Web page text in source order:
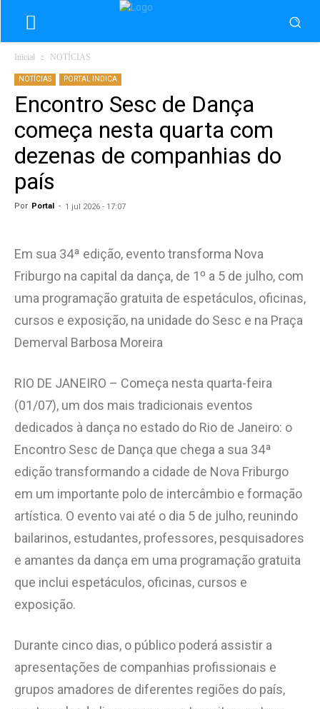
Inicial NOTÍCIAS
NOTÍCIAS PORTAL INDICA
Encontro Sesc de Dança
começa nesta quarta com
dezenas de companhias do
país
Por Portal - 1 jul 2026 - 17:07
Em sua 34ª edição, evento transforma Nova
Friburgo na capital da dança, de 1º a 5 de julho, com
uma programação gratuita de espetáculos, oficinas,
cursos e exposição, na unidade do Sesc e na Praça
Demerval Barbosa Moreira
RIO DE JANEIRO – Começa nesta quarta-feira
(01/07), um dos mais tradicionais eventos
dedicados à dança no estado do Rio de Janeiro: o
Encontro Sesc de Dança que chega a sua 34ª
edição transformando a cidade de Nova Friburgo
em um importante polo de intercâmbio e formação
artística. O evento vai até o dia 5 de julho, reunindo
bailarinos, estudantes, professores, pesquisadores
e amantes da dança em uma programação gratuita
que inclui espetáculos, oficinas, cursos e
exposição.
Durante cinco dias, o público poderá assistir a
apresentações de companhias profissionais e
grupos amadores de diferentes regiões do país,